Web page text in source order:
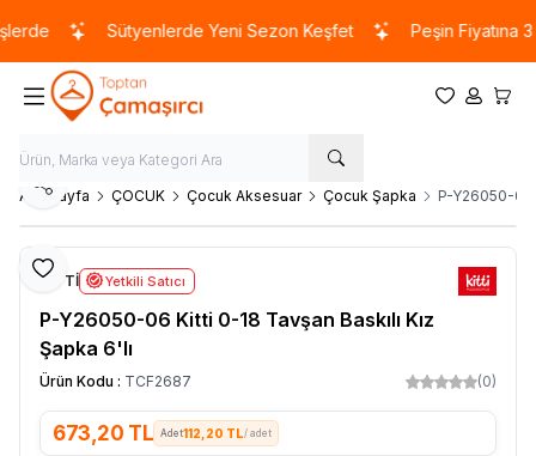
Sütyenlerde Yeni Sezon Keşfet Peşin Fiyatına 3
Favorilerim
Hesabım
Ana Sayfa ÇOCUK Çocuk Aksesuar Çocuk Şapka P-Y26050-06
Favoriye Ekle
Paylaş
KİTTİ Yetkili Satıcı
P-Y26050-06 Kitti 0-18 Tavşan Baskılı Kız
Şapka 6'lı
Ürün Kodu : TCF2687 (0)
673,20 TL 112,20 TL/ adet